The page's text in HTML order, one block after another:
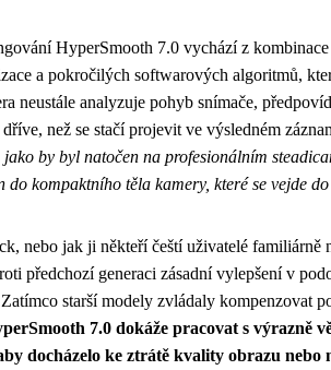
HyperSmooth 7.0 vychází z
a pokročilých softwarových algoritmů,
neustále analyzuje pohyb snímače,
než se stačí projevit ve výsledném
by byl natočen na profesionálním
do kompaktního těla kamery, které se vejde
nebo jak ji někteří čeští uživatelé familiárně
předchozí generaci zásadní vylepšení v
starší modely zvládaly kompenzovat
7.0 dokáže pracovat s výrazně
docházelo ke ztrátě kvality obrazu nebo